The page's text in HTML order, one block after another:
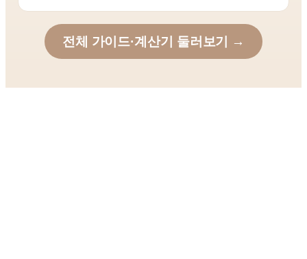
전체 가이드·계산기 둘러보기 →